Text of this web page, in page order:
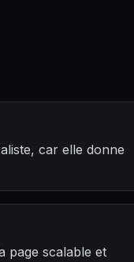
car elle donne
page scalable et